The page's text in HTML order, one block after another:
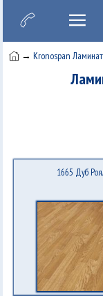
→Kronospan Ламинат
1665 Дуб